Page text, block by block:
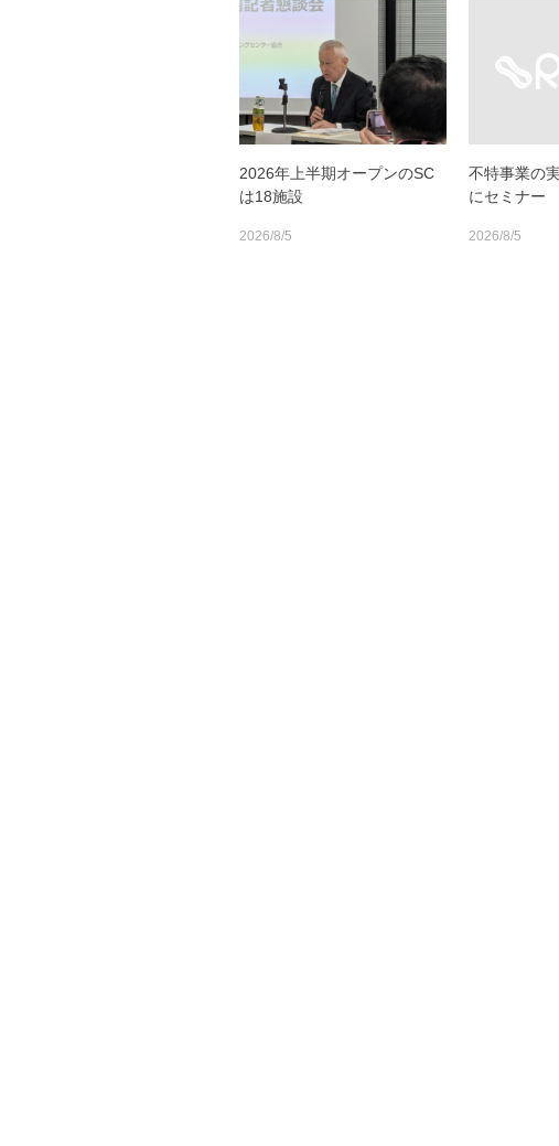
2026年上半期オープンのSC
は18施設
2026/8/5
不特事業の
にセミナー
2026/8/5